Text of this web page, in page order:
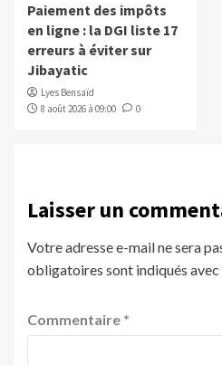
Paiement des impôts
en ligne : la DGI liste 17
erreurs à éviter sur
Jibayatic
Lyes Bensaïd
8 août 2026 à 09:00
0
Laisser un
Votre adresse e-mail ne sera
obligatoires sont indiqués avec
Commentaire *